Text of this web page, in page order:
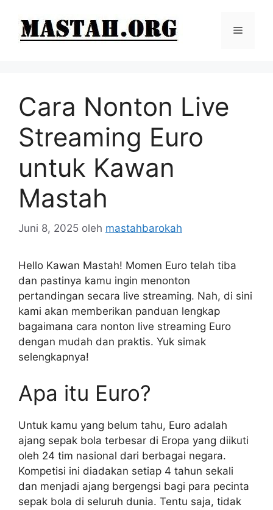
Menu
Cara Nonton Live
Streaming Euro
untuk Kawan
Mastah
Juni 8, 2025 oleh mastahbarokah
Hello Kawan Mastah! Momen Euro telah tiba
dan pastinya kamu ingin menonton
pertandingan secara live streaming. Nah, di sini
kami akan memberikan panduan lengkap
bagaimana cara nonton live streaming Euro
dengan mudah dan praktis. Yuk simak
selengkapnya!
Apa itu Euro?
Untuk kamu yang belum tahu, Euro adalah
ajang sepak bola terbesar di Eropa yang diikuti
oleh 24 tim nasional dari berbagai negara.
Kompetisi ini diadakan setiap 4 tahun sekali
dan menjadi ajang bergengsi bagi para pecinta
sepak bola di seluruh dunia. Tentu saja, tidak